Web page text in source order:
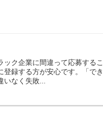
ック企業に間違って応募するこ
録する方が安心です。「でき
なく失敗...